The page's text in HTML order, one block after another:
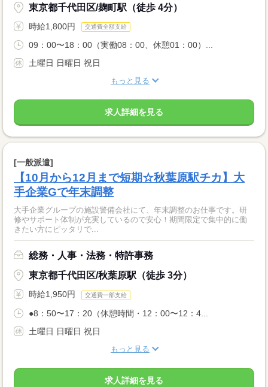
東京都千代田区/麹町駅（徒歩 4分）
時給1,800円 交通費全額支給
09：00〜18：00（実働08：00、休憩01：00）...
土曜日 日曜日 祝日
もっと見る
求人詳細を見る
[一般派遣]
【10月から12月まで短期☆秋葉原駅チカ】大
手企業Gで年末調整
大手企業グループの施設警備会社にて、年末調整のお仕事です。研
修やサポート体制が充実しているので安心！期間限定で集中的に働
きたい方にピッタリで...
総務・人事・法務・特許事務
東京都千代田区/秋葉原駅（徒歩 3分）
時給1,950円 交通費一部支給
●8：50〜17：20（休憩時間・12：00〜12：4...
土曜日 日曜日 祝日
もっと見る
求人詳細を見る